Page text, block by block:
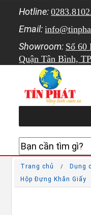
Hotline:
Email:
Showroom: Số 60
Quận Tân Bình,
Trang chủ / Dụng
Hộp Đựng Khăn Giấy